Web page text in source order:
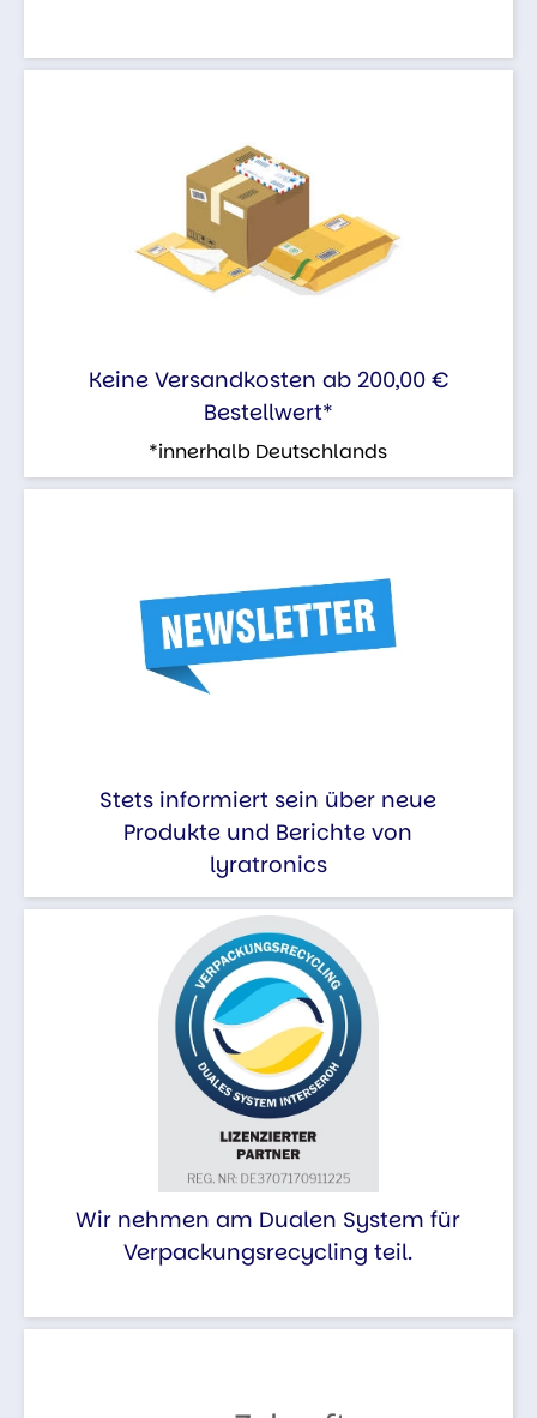
Keine Versandkosten ab 200,00 €
Bestellwert*
*innerhalb Deutschlands
Stets informiert sein über neue
Produkte und Berichte von
lyratronics
Wir nehmen am Dualen System für
Verpackungsrecycling teil.